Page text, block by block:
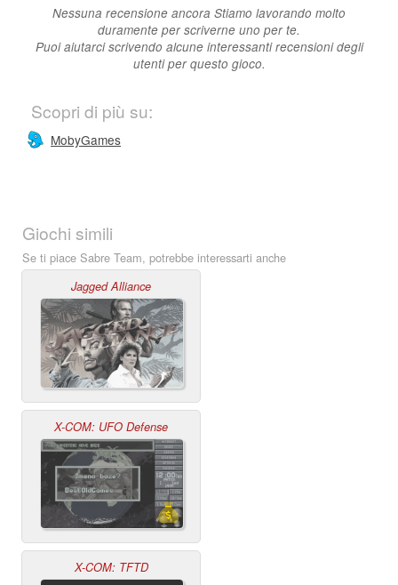
Nessuna recensione ancora Stiamo lavorando molto
duramente per scriverne uno per te.
Puoi aiutarci scrivendo alcune interessanti recensioni degli
utenti per questo gioco.
Scopri di più su:
MobyGames
Giochi simili
Se ti piace Sabre Team, potrebbe interessarti anche
Jagged Alliance
X-COM: UFO Defense
X-COM: TFTD